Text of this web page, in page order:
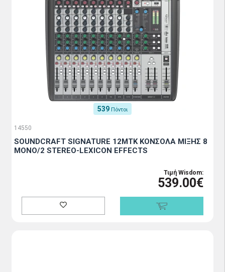
539 Πόντοι
14550
SOUNDCRAFT SIGNATURE 12MTK ΚΟΝΣΟΛΑ ΜΙΞΗΣ 8
MONO/2 STEREO-LEXICON EFFECTS
Τιμή Wisdom:
539.00€